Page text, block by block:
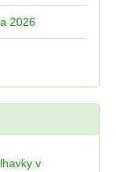
2026
v